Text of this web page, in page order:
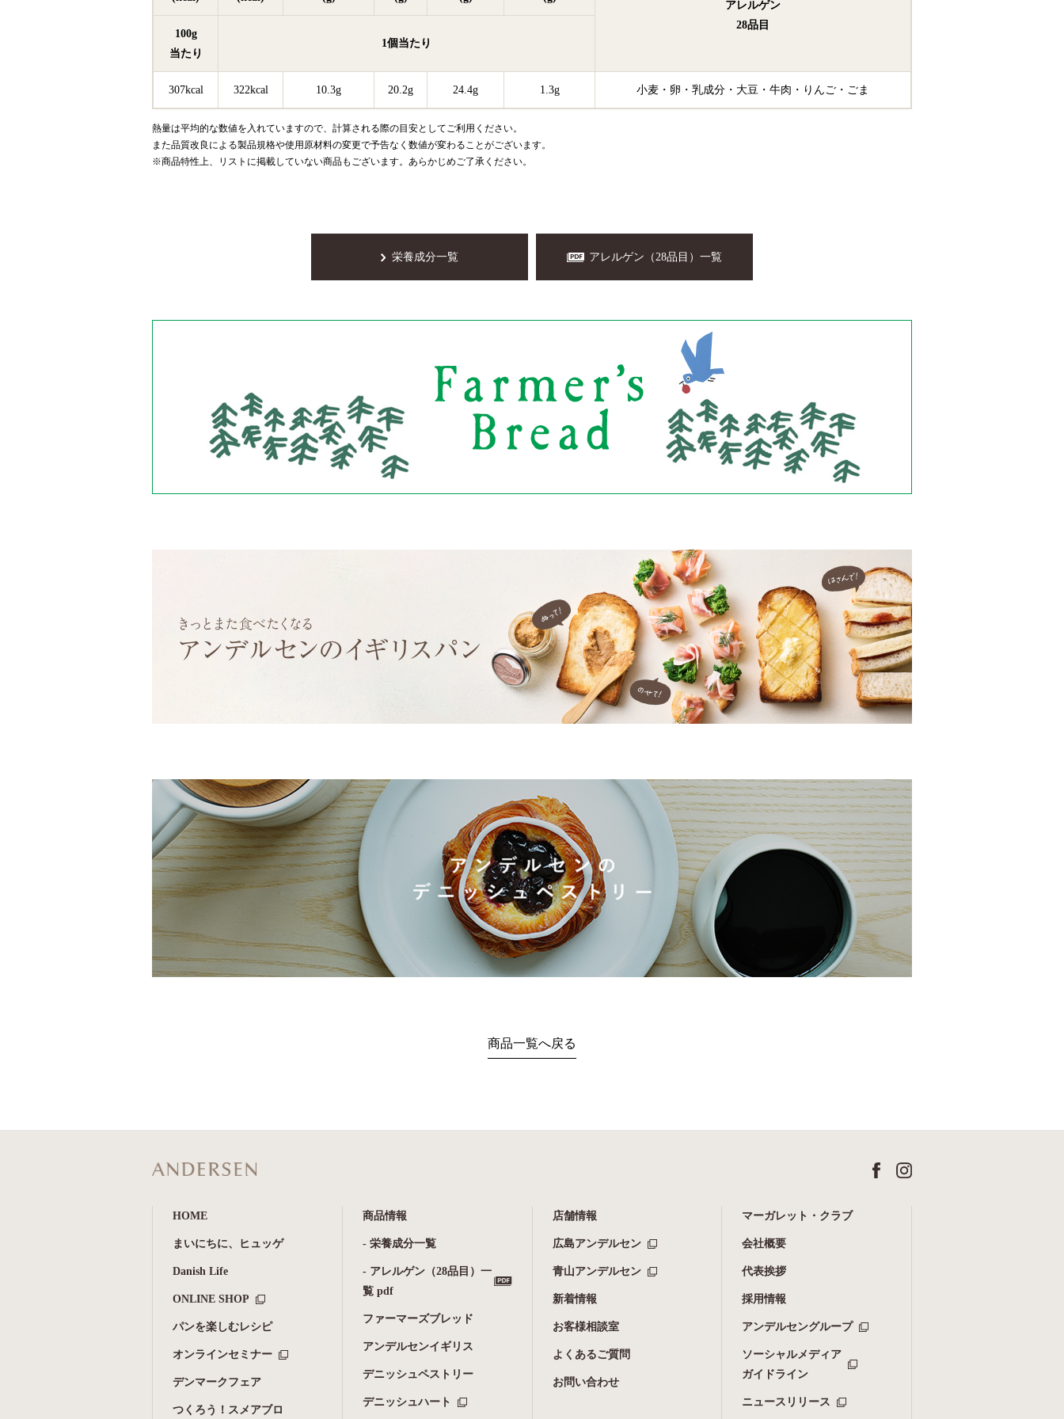
アレルゲン
28品目
100g
当たり
1個当たり
307kcal 322kcal 10.3g 20.2g 24.4g 1.3g 小麦 卵 乳成分 大豆 牛肉 りんご ごま
熱量は平均的な数値を入れていますので、計算される際の目安としてご利用ください。
また品質改良による製品規格や使用原材料の変更で予告なく数値が変わることがございます。
※商品特性上、リストに掲載していない商品もございます。あらかじめご了承ください。
栄養成分一覧 アレルゲン（28品目）一覧
商品一覧へ戻る
HOME
まいにちに、ヒュッゲ
Danish Life
ONLINE SHOP
パンを楽しむレシピ
オンラインセミナー
デンマークフェア
つくろう！スメアブロ
商品情報
- 栄養成分一覧
- アレルゲン（28品目）一
覧 pdf
ファーマーズブレッド
アンデルセンイギリス
デニッシュペストリー
デニッシュハート
店舗情報
広島アンデルセン
青山アンデルセン
新着情報
お客様相談室
よくあるご質問
お問い合わせ
マーガレット・クラブ
会社概要
代表挨拶
採用情報
アンデルセングループ
ソーシャルメディア
ガイドライン
ニュースリリース